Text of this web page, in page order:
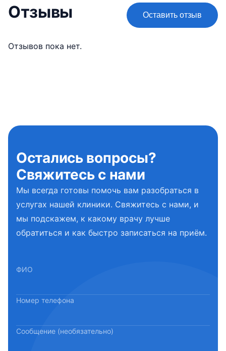
Отзывы Оставить отзыв
Отзывов пока нет.
Остались вопросы?
Свяжитесь с нами
Мы всегда готовы помочь вам разобраться в
услугах нашей клиники. Свяжитесь с нами, и
мы подскажем, к какому врачу лучше
обратиться и как быстро записаться на приём.
ФИО
Номер телефона
Сообщение (необязательно)